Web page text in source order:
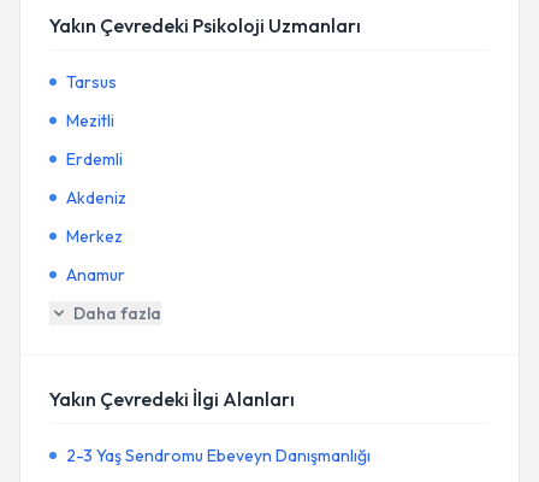
Yakın Çevredeki Psikoloji Uzmanları
Tarsus
Mezitli
Erdemli
Akdeniz
Merkez
Anamur
Daha fazla
Yakın Çevredeki İlgi Alanları
2-3 Yaş Sendromu Ebeveyn Danışmanlığı